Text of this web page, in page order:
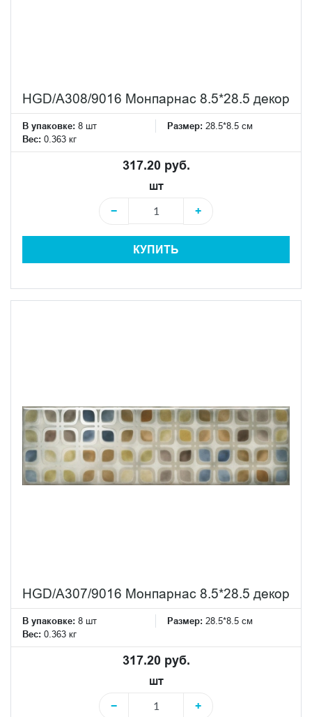
HGD/A308/9016 Монпарнас 8.5*28.5 декор
В упаковке: 8 шт Размер: 28.5*8.5 см
Вес: 0.363 кг
317.20 руб.
шт
−
+
КУПИТЬ
HGD/A307/9016 Монпарнас 8.5*28.5 декор
В упаковке: 8 шт Размер: 28.5*8.5 см
Вес: 0.363 кг
317.20 руб.
шт
−
+